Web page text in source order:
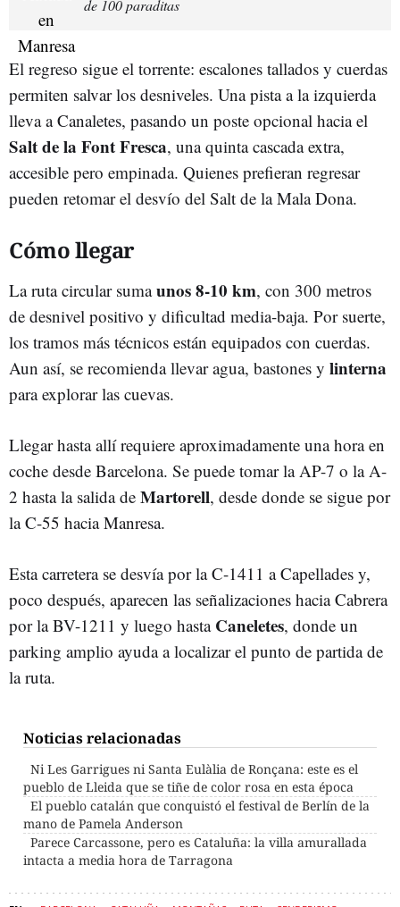
de 100 paraditas
El regreso sigue el torrente: escalones tallados y cuerdas
permiten salvar los desniveles. Una pista a la izquierda
lleva a Canaletes, pasando un poste opcional hacia el
Salt de la Font Fresca, una quinta cascada extra,
accesible pero empinada. Quienes prefieran regresar
pueden retomar el desvío del Salt de la Mala Dona.
Cómo llegar
La ruta circular sumaunos 8-10 km, con 300 metros
de desnivel positivo y dificultad media-baja. Por suerte,
los tramos más técnicos están equipados con cuerdas.
Aun así, se recomienda llevar agua, bastones y linterna
para explorar las cuevas.
Llegar hasta allí requiere aproximadamente una hora en
coche desde Barcelona. Se puede tomar la AP-7 o la A-
2 hasta la salida de Martorell, desde donde se sigue por
la C-55 hacia Manresa.
Esta carretera se desvía por la C-1411 a Capellades y,
poco después, aparecen las señalizaciones hacia Cabrera
por la BV-1211 y luego hasta Caneletes, donde un
parking amplio ayuda a localizar el punto de partida de
la ruta.
Noticias relacionadas
Ni Les Garrigues ni Santa Eulàlia de Ronçana: este es el
pueblo de Lleida que se tiñe de color rosa en esta época
El pueblo catalán que conquistó el festival de Berlín de la
mano de Pamela Anderson
Parece Carcassone, pero es Cataluña: la villa amurallada
intacta a media hora de Tarragona